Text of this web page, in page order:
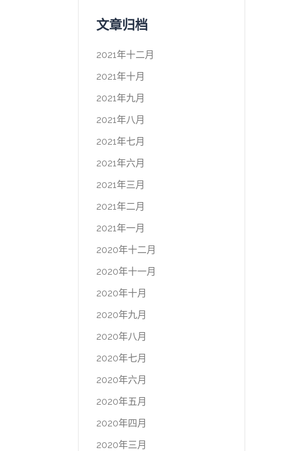
文章归档
2021年十二月
2021年十月
2021年九月
2021年八月
2021年七月
2021年六月
2021年三月
2021年二月
2021年一月
2020年十二月
2020年十一月
2020年十月
2020年九月
2020年八月
2020年七月
2020年六月
2020年五月
2020年四月
2020年三月